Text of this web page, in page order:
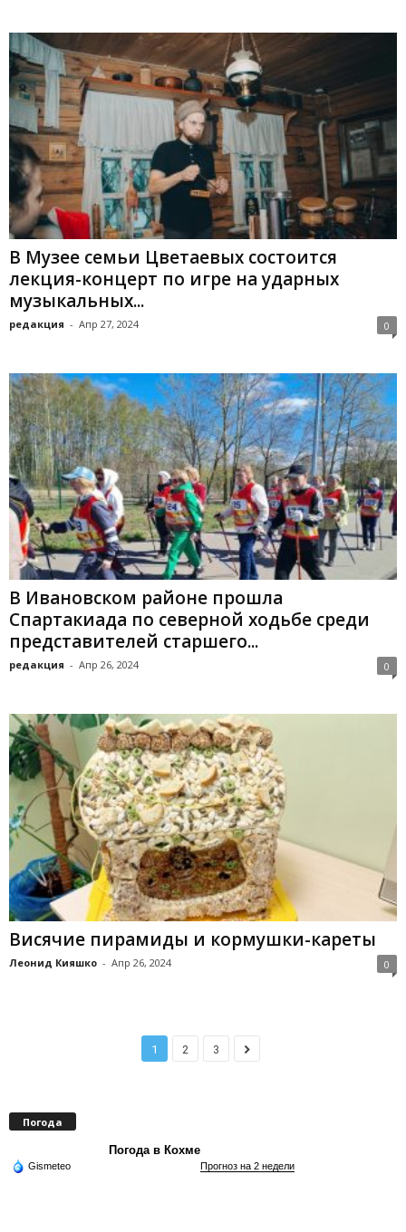
В Музее семьи Цветаевых состоится
лекция-концерт по игре на ударных
музыкальных...
редакция - Апр 27, 2024 0
В Ивановском районе прошла
Спартакиада по северной ходьбе среди
представителей старшего...
редакция - Апр 26, 2024 0
Висячие пирамиды и кормушки-кареты
Леонид Кияшко - Апр 26, 2024 0
1 2 3
Погода
Погода в Кохме
Gismeteo Прогноз на 2 недели